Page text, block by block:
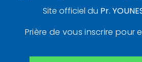
Site officiel du Pr.
Prière de vous inscrire pour